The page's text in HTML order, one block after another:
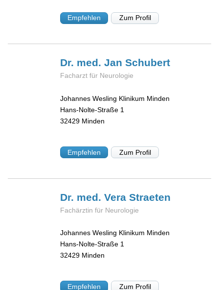
Empfehlen Zum Profil
Dr. med. JanSchubert
Facharzt für Neurologie
Johannes Wesling Klinikum Minden
Hans-Nolte-Straße 1
32429 Minden
Empfehlen Zum Profil
Dr. med. VeraStraeten
Fachärztin für Neurologie
Johannes Wesling Klinikum Minden
Hans-Nolte-Straße 1
32429 Minden
Empfehlen Zum Profil